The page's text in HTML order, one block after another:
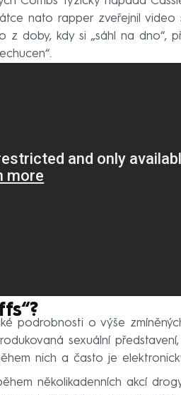
nato rapper zveřejnil video
doby, kdy si „sáhl na dno“,
podrobnosti o výše
sexuální
nich a často je
několikadenních akcí